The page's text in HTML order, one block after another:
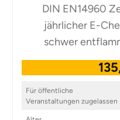
DIN EN14960
jährlicher E-
schwer
Für öffentliche
Veranstaltungen zugelassen